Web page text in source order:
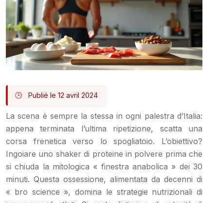
Publié le 12 avril 2024
La scena è sempre la stessa in ogni palestra d’Italia:
appena terminata l’ultima ripetizione, scatta una
corsa frenetica verso lo spogliatoio. L’obiettivo?
Ingoiare uno shaker di proteine in polvere prima che
si chiuda la mitologica « finestra anabolica » dei 30
minuti. Questa ossessione, alimentata da decenni di
« bro science », domina le strategie nutrizionali di